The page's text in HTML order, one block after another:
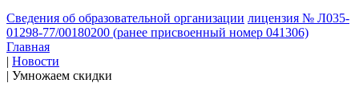
Сведения об образовательной организации лицензия № Л035-
01298-77/00180200 (ранее присвоенный номер 041306)
Главная
| Новости
| Умножаем скидки